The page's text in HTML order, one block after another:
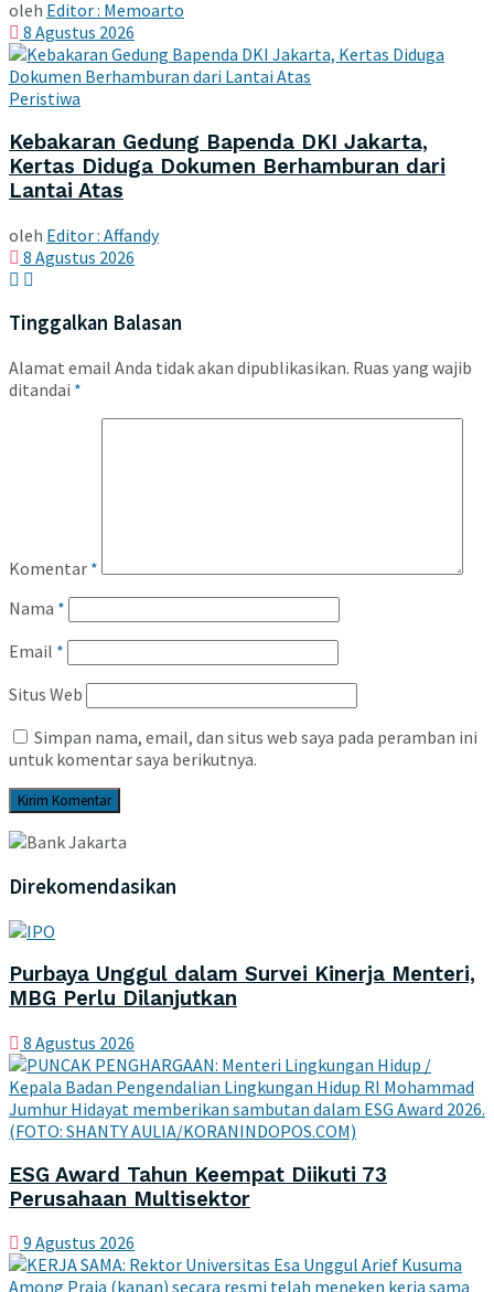
oleh Editor : Memoarto
8 Agustus 2026
Peristiwa
Kebakaran Gedung Bapenda DKI Jakarta,
Kertas Diduga Dokumen Berhamburan dari
Lantai Atas
oleh Editor : Affandy
8 Agustus 2026
Tinggalkan Balasan
Alamat email Anda tidak akan dipublikasikan. Ruas yang wajib
ditandai *
Komentar *
Nama *
Email *
Situs Web
Simpan nama, email, dan situs web saya pada peramban ini
untuk komentar saya berikutnya.
Direkomendasikan
Purbaya Unggul dalam Survei Kinerja Menteri,
MBG Perlu Dilanjutkan
8 Agustus 2026
ESG Award Tahun Keempat Diikuti 73
Perusahaan Multisektor
9 Agustus 2026